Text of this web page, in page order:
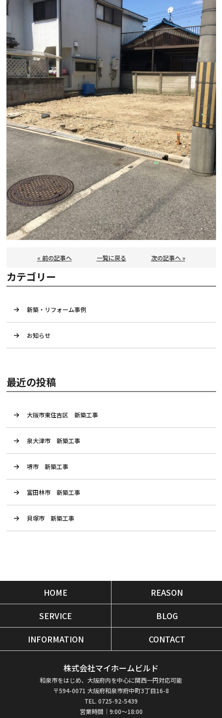
« 前の記事へ 一覧に戻る 次の記事へ »
カテゴリー
新築・リフォーム事例
お知らせ
最近の投稿
大阪市東住吉区 新築工事
泉大津市 新築工事
堺市 新築工事
富田林市 新築工事
貝塚市 新築工事
HOME
REASON
SERVICE
BLOG
INFORMATION
CONTACT
株式会社マイホームビルド
和泉市をはじめ、大阪府内を中心に関西一円対応可能
〒594-0071 大阪府和泉市府中町3丁目16-8
TEL. 0725-92-5439
営業時間｜9:00～18:00